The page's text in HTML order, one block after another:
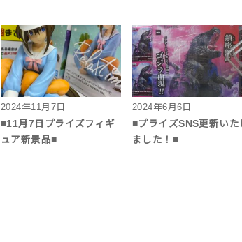
2024年11月7日
■11月7日プライズフィギ
ュア新景品■
2024年6月6日
■プライズSNS更新いた
ました！■